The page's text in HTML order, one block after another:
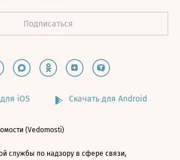
iOS Скачать для Android
(Vedomosti)
службы по надзору в сфере связи,